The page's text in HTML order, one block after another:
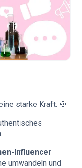
starke Kraft. 🎯
Influencer
umwandeln und